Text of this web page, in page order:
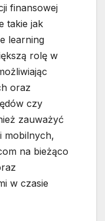
finansowej
takie jak
learning
rolę w
oraz
czy
zauważyć
mobilnych,
na bieżąco
w czasie